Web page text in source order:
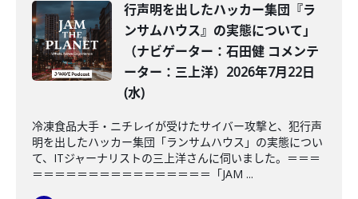
行声明を出したハッカー集団『ラ
ンサムハウス』の実態について」
（ナビゲーター：石田健 コメンテ
ーター：三上洋）2026年7月22日
(水)
冷凍食品大手・ニチレイが受けたサイバー攻撃と、犯行声
明を出したハッカー集団「ランサムハウス」の実態につい
て、ITジャーナリストの三上洋さんに伺いました。＝＝＝
＝＝＝＝＝＝＝＝＝＝＝＝＝＝＝＝「JAM ...